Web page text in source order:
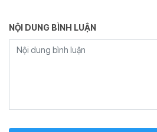
NỘI DUNG BÌNH LUẬN